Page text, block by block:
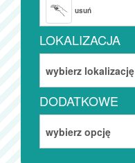
usuń
LOKALIZACJA
wybierz lokalizację
DODATKOWE
wybierz opcję